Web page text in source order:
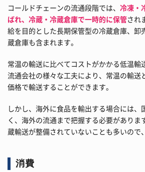
コールドチェーンの流通段階では、 冷凍・
ばれ、冷蔵・冷蔵倉庫で一時的に保管され
給を目的とした長期保管型の冷蔵倉庫、卸
蔵倉庫も含まれます。
常温の輸送に比べてコストがかかる低温輸
流通会社の様々な工夫により、常温の輸送
価格で輸送することができます。
しかし、海外に食品を輸出する場合には、
く、海外の流通まで把握する必要がありま
蔵輸送が整備されていないことも多いので
消費